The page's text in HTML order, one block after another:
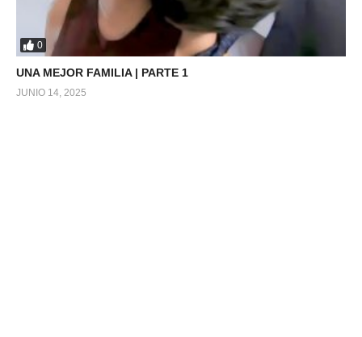
0
UNA MEJOR FAMILIA | PARTE 1
JUNIO 14, 2025